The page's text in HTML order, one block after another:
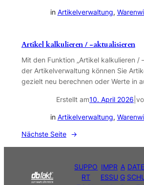
in Artikelverwaltung,
Artikel kalkulieren / -aktualisieren
Mit den Funktion „Artikel kalkulieren /
der Artikelverwaltung können Sie
gezielt neu berechnen oder Werte in
Erstellt am10. April 2026
in Artikelverwaltung,
Nächste Seite →
SUPPO
RT
IMPR
ESSU
A
G